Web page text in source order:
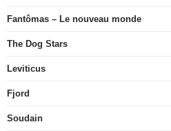
Fantômas – Le nouveau monde
The Dog Stars
Leviticus
Fjord
Soudain